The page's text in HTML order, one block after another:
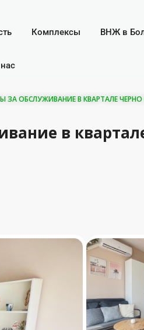
Комплексы ВНЖ в
ЗА ОБСЛУЖИВАНИЕ В КВАРТАЛЕ ЧЕРНО
в